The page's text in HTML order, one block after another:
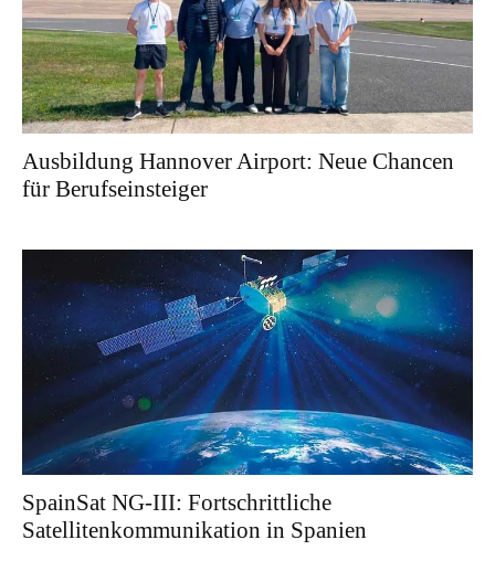
Ausbildung Hannover Airport: Neue Chancen
für Berufseinsteiger
SpainSat NG-III: Fortschrittliche
Satellitenkommunikation in Spanien